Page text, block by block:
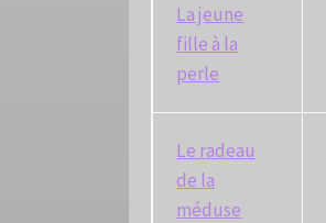
La jeune
fille à la
perle
Le radeau
de la
méduse